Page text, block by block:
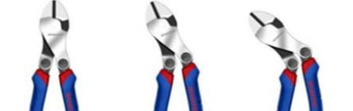
giảm giá là thấy thích rồi